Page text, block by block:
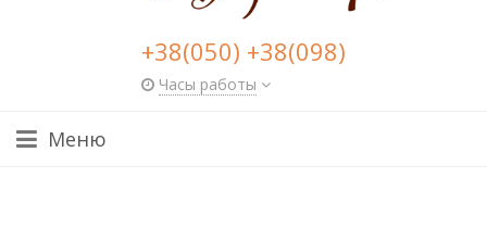
+38(050) +38(098)
Часы работы
Меню